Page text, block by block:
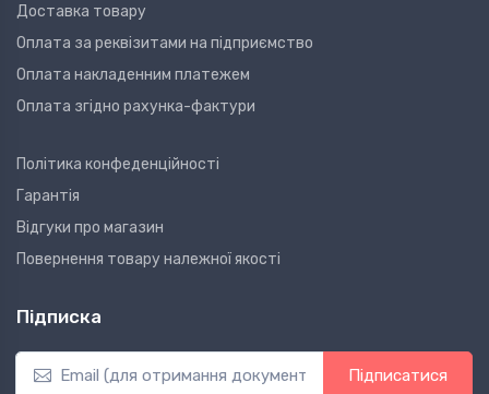
Доставка товару
Оплата за реквізитами на підприємство
Оплата накладенним платежем
Оплата згідно рахунка-фактури
Політика конфеденційності
Гарантія
Відгуки про магазин
Повернення товару належної якості
Підписка
Підписатися